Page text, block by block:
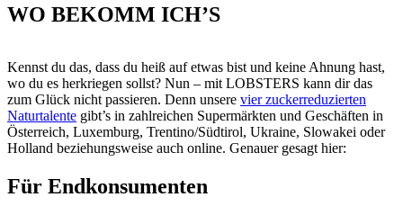
WO BEKOMM ICH’S
Kennst du das, dass du heiß auf etwas bist und keine Ahnung hast,
wo du es herkriegen sollst? Nun – mit LOBSTERS kann dir das
zum Glück nicht passieren. Denn unsere vier zuckerreduzierten
Naturtalente gibt’s in zahlreichen Supermärkten und Geschäften in
Österreich, Luxemburg, Trentino/Südtirol, Ukraine, Slowakei oder
Holland beziehungsweise auch online. Genauer gesagt hier:
Für Endkonsumenten